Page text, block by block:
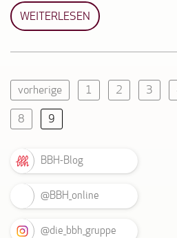
WEITERLESEN
vorherige 1 2 3
8 9
BBH-Blog
@BBH_online
@die_bbh_gruppe